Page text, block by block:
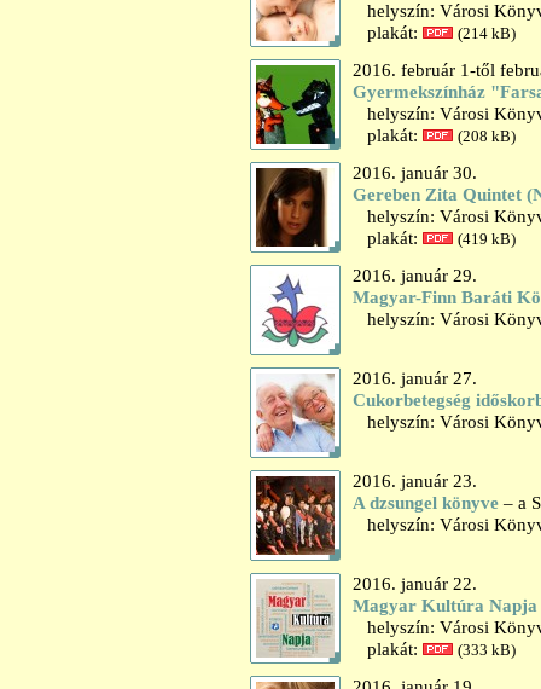
helyszín: Városi
plakát:
(214 kB)
2016. február 1-től
Gyermekszínház
helyszín: Városi
plakát:
(208 kB)
2016. január 30.
Gereben Zita Quintet
helyszín: Városi
plakát:
(419 kB)
2016. január 29.
Magyar-Finn Baráti
helyszín: Városi
2016. január 27.
Cukorbetegség
helyszín: Városi
2016. január 23.
A dzsungel könyve – a
helyszín: Városi
2016. január 22.
Magyar Kultúra Napja
helyszín: Városi
plakát:
(333 kB)